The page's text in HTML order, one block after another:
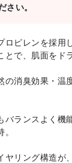
さい。
ロピレンを採用
で、肌面をド
の消臭効果・温
バランスよく機
ヤリング構造が